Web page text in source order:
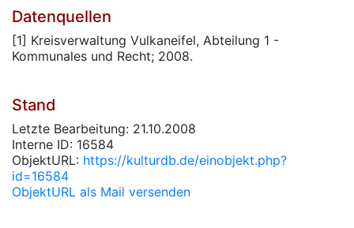
Datenquellen
[1] Kreisverwaltung Vulkaneifel, Abteilung 1 -
Kommunales und Recht; 2008.
Stand
Letzte Bearbeitung: 21.10.2008
Interne ID: 16584
ObjektURL: https://kulturdb.de/einobjekt.php?
id=16584
ObjektURL als Mail versenden